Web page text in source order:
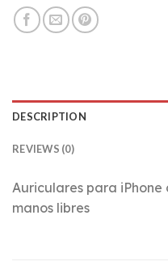
DESCRIPTION
REVIEWS (0)
Auriculares para
manos libres